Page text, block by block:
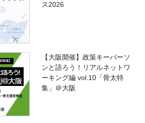
ス2026
【大阪開催】政策キーパーソ
ンと語ろう！リアルネットワ
ーキング編 vol.10「骨太特
集」＠大阪